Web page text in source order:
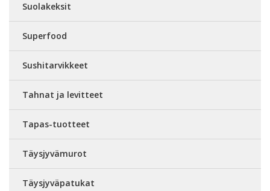
Suolakeksit
Superfood
Sushitarvikkeet
Tahnat ja levitteet
Tapas-tuotteet
Täysjyvämurot
Täysjyväpatukat